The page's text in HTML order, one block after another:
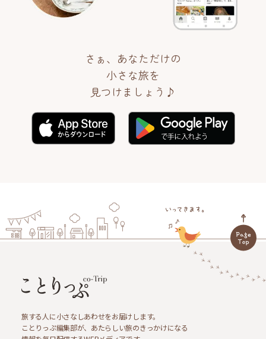
さぁ、あなただけの
小さな旅を
見つけましょう♪
旅する人に小さなしあわせをお届けします。
ことりっぷ編集部が、あたらしい旅のきっかけになる